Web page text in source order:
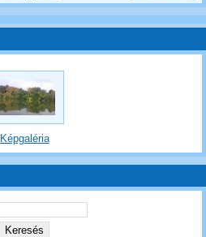
Képgaléria